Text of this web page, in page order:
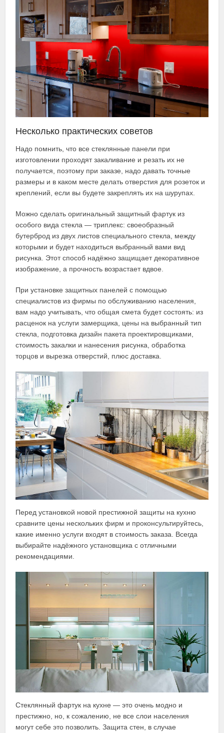
Несколько практических советов
Надо помнить, что все стеклянные панели при
изготовлении проходят закаливание и резать их не
получается, поэтому при заказе, надо давать точные
размеры и в каком месте делать отверстия для розеток и
креплений, если вы будете закреплять их на шурупах.
Можно сделать оригинальный защитный фартук из
особого вида стекла — триплекс: своеобразный
бутерброд из двух листов специального стекла, между
которыми и будет находиться выбранный вами вид
рисунка. Этот способ надёжно защищает декоративное
изображение, а прочность возрастает вдвое.
При установке защитных панелей с помощью
специалистов из фирмы по обслуживанию населения,
вам надо учитывать, что общая смета будет состоять: из
расценок на услуги замерщика, цены на выбранный тип
стекла, подготовка дизайн пакета проектировщиками,
стоимость закалки и нанесения рисунка, обработка
торцов и вырезка отверстий, плюс доставка.
Перед установкой новой престижной защиты на кухню
сравните цены нескольких фирм и проконсультируйтесь,
какие именно услуги входят в стоимость заказа. Всегда
выбирайте надёжного установщика с отличными
рекомендациями.
Стеклянный фартук на кухне — это очень модно и
престижно, но, к сожалению, не все слои населения
могут себе это позволить. Защита стен, в случае